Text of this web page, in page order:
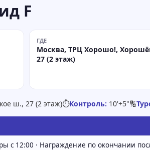
F
ГДЕ
Москва, ТРЦ Хорошо!,
27 (2 этаж)
ш., 27 (2 этаж)⏱Контроль: 10'+5"🔢
с 12:00 · Награждение по окончании